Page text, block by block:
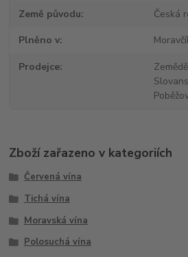
Země původu Česká
Plněno v
Prodejce
Zboží zařazeno v kategoriích
Červená vína
Tichá vína
Moravská vína
Polosuchá vína